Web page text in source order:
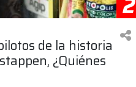
de la historia
¿Quiénes